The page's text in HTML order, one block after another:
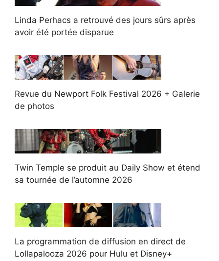
Linda Perhacs a retrouvé des jours sûrs après
avoir été portée disparue
Revue du Newport Folk Festival 2026 + Galerie
de photos
Twin Temple se produit au Daily Show et étend
sa tournée de l’automne 2026
La programmation de diffusion en direct de
Lollapalooza 2026 pour Hulu et Disney+